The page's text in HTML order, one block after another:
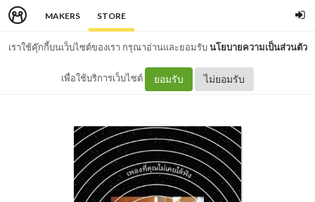
MAKERS STORE
เราใช้คุ๊กกี้บนเว็บไซต์ของเรา กรุณาอ่านและยอมรับนโยบายความเป็นส่วนตัว
เพื่อใช้บริการเว็บไซต์ ยอมรับ ไม่ยอมรับ